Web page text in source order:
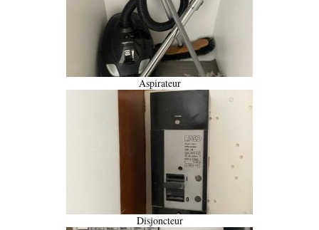
Aspirateur
Disjoncteur